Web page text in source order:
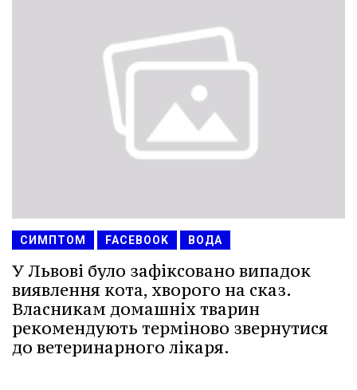
СИМПТОМ FACEBOOK ВОДА
У Львові було зафіксовано випадок
виявлення кота, хворого на сказ.
Власникам домашніх тварин
рекомендують терміново звернутися
до ветеринарного лікаря.